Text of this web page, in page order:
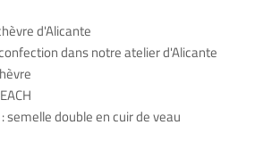
d'Alicante
dans notre atelier d'Alicante
semelle double en cuir de veau